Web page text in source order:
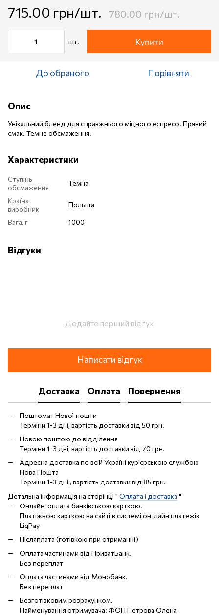
715.00 грн/шт. 780.00 грн/шт.
шт. Купити
До обраного Порівняти
Опис
Унікальний бленд для справжнього міцного еспресо. Пряний
смак. Темне обсмаження.
Характеристики
Ступінь
обсмаження
Темна
Країна-
виробник
Польща
Вага, г 1000
Відгуки
Додайте перший відгук
Написати відгук
Доставка Оплата Повернення
Поштомат Нової пошти
Терміни 1-3 дні, вартість доставки від 50 грн.
Новою поштою до відділення
Терміни 1-3 дні, вартість доставки від 70 грн.
Адресна доставка по всій Україні кур'єрською службою
Нова Пошта
Терміни 1-3 дні , вартість доставки від 85 грн.
Детальна інформація на сторінці " Оплата і доставка "
Онлайн-оплата банківською карткою.
Платіжною карткою на сайті в системі он-лайн платежів
LiqPay
Післяплата (готівкою при отриманні)
Оплата частинами від ПриватБанк.
Без переплат
Оплата частинами від Монобанк.
Без переплат
Безготівковим розрахунком.
Найменування отримувача: ФОП Петрова Олена